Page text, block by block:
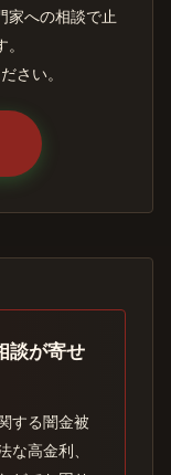
家への相談で止
さい。
談が寄せ
する闇金被
な高金利、